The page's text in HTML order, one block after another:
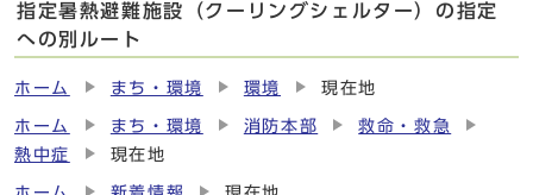
指定暑熱避難施設（クーリングシェルター）の指定
への別ルート
ホーム まち・環境 環境 現在地
ホーム まち・環境 消防本部
救命・救急
熱中症
現在地